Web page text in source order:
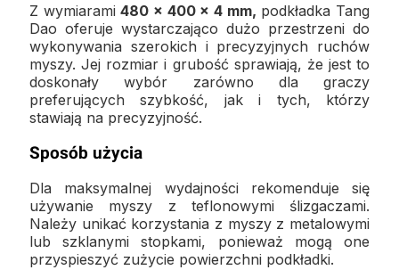
Z wymiarami480 x 400 x 4 mm, podkładka Tang
Dao oferuje wystarczająco dużo przestrzeni do
wykonywania szerokich i precyzyjnych ruchów
myszy. Jej rozmiar i grubość sprawiają, że jest to
doskonały wybór zarówno dla graczy
preferujących szybkość, jak i tych, którzy
stawiają na precyzyjność.
Sposób użycia
Dla maksymalnej wydajności rekomenduje się
używanie myszy z teflonowymi ślizgaczami.
Należy unikać korzystania z myszy z metalowymi
lub szklanymi stopkami, ponieważ mogą one
przyspieszyć zużycie powierzchni podkładki.